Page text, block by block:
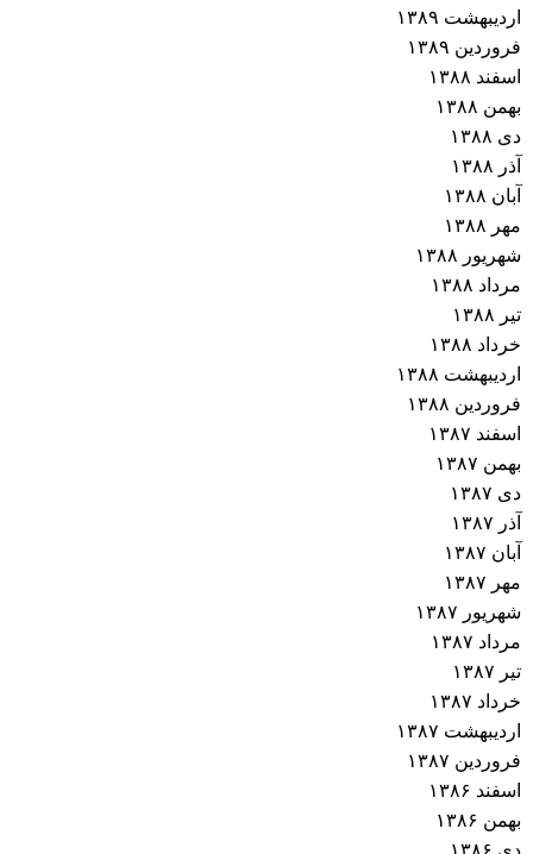
اردیبهشت ۱۳۸۹
فروردین ۱۳۸۹
اسفند ۱۳۸۸
بهمن ۱۳۸۸
دی ۱۳۸۸
آذر ۱۳۸۸
آبان ۱۳۸۸
مهر ۱۳۸۸
شهریور ۱۳۸۸
مرداد ۱۳۸۸
تیر ۱۳۸۸
خرداد ۱۳۸۸
اردیبهشت ۱۳۸۸
فروردین ۱۳۸۸
اسفند ۱۳۸۷
بهمن ۱۳۸۷
دی ۱۳۸۷
آذر ۱۳۸۷
آبان ۱۳۸۷
مهر ۱۳۸۷
شهریور ۱۳۸۷
مرداد ۱۳۸۷
تیر ۱۳۸۷
خرداد ۱۳۸۷
اردیبهشت ۱۳۸۷
فروردین ۱۳۸۷
اسفند ۱۳۸۶
بهمن ۱۳۸۶
دی ۱۳۸۶